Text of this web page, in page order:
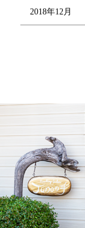
2018年12月